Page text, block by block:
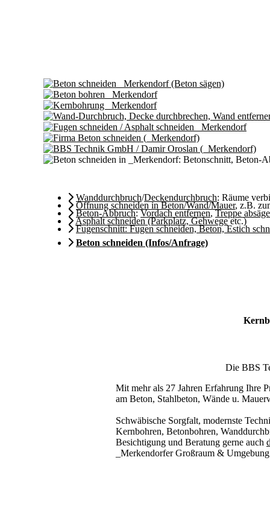
Wanddurchbruch/Deckendurchbruch: Räume
Öffnung schneiden in Beton/Wand/Mauer, z.B.
Beton-Abbruch:Vordach entfernen,Treppe
Asphalt schneiden (Parkplatz, Gehwegeetc.)
Fugenschnitt: Fugen schneiden, Beton, Estich
Beton schneiden (Infos/Anfrage)
Die BBS
Mit mehr als 27 Jahren Erfahrung Ihre
am Beton, Stahlbeton, Wände u.
Schwäbische Sorgfalt, modernste
Kernbohren, Betonbohren,
Besichtigung und Beratung gerne auch
_Merkendorfer Großraum &